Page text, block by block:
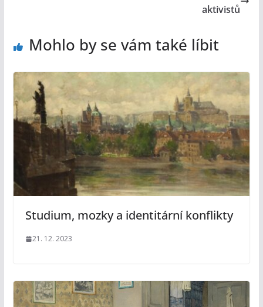
aktivistů
Mohlo by se vám také líbit
Studium, mozky a identitární konflikty
21. 12. 2023